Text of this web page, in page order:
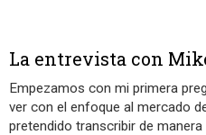
La entrevista con
Empezamos con mi primera
ver con el enfoque al mercado
pretendido transcribir de